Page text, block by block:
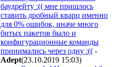
баудрейту :(( мне пришлось
ставить дробный кварц именно
для 0% ошибок, иначе много
битых пакетов было и
конфигурационные команды
принимались через одну :(( -
Adept(23.10.2019 15:03)